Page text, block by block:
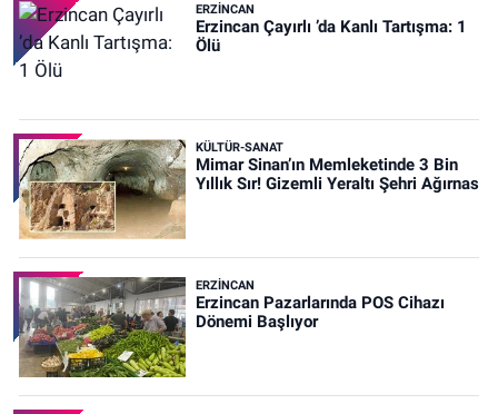
ERZINCAN
Erzincan Çayırlı ’da Kanlı Tartışma: 1
Ölü
KÜLTÜR-SANAT
Mimar Sinan’ın Memleketinde 3 Bin
Yıllık Sır! Gizemli Yeraltı Şehri Ağırnas
ERZINCAN
Erzincan Pazarlarında POS Cihazı
Dönemi Başlıyor